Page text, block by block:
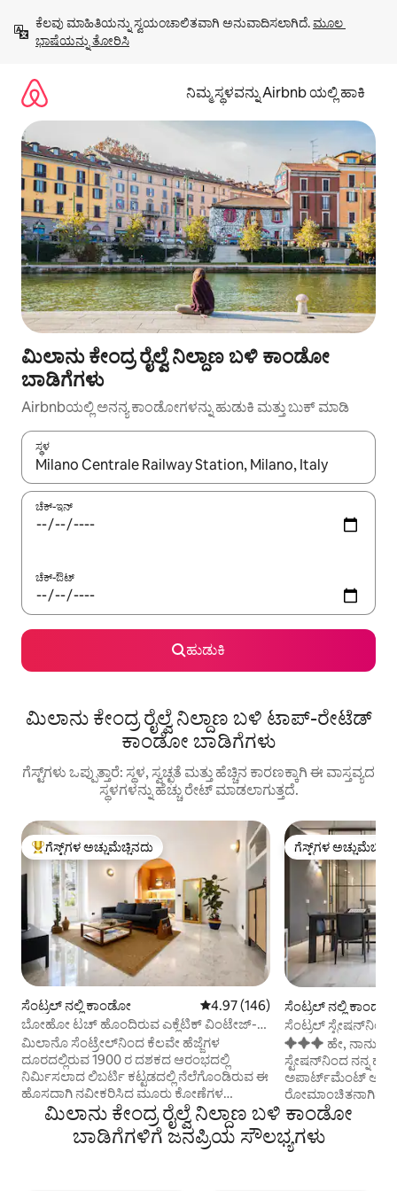
ಹೋಗಿ
ಕೆಲವು ಮಾಹಿತಿಯನ್ನು ಸ್ವಯಂಚಾಲಿತವಾಗಿ ಅನುವಾದಿಸಲಾಗಿದೆ. ಮೂಲ
ಭಾಷೆಯನ್ನು ತೋರಿಸಿ
ನಿಮ್ಮ ಸ್ಥಳವನ್ನು Airbnb ಯಲ್ಲಿ ಹಾಕಿ
ಮಿಲಾನು ಕೇಂದ್ರ ರೈಲ್ವೆ ನಿಲ್ದಾಣ ಬಳಿ ಕಾಂಡೋ
ಬಾಡಿಗೆಗಳು
Airbnbಯಲ್ಲಿ ಅನನ್ಯ ಕಾಂಡೋಗಳನ್ನು ಹುಡುಕಿ ಮತ್ತು ಬುಕ್ ಮಾಡಿ
ಸ್ಥಳ
ಫಲಿತಾಂಶಗಳು ಲಭ್ಯವಿರುವಾಗ, ಅಪ್ ಮತ್ತು ಡೌನ್ ಬಾಣದ ಕೀಲಿಗಳೊಂದಿಗೆ
ಚೆಕ್-ಇನ್
ಚೆಕ್-ಔಟ್
ಹುಡುಕಿ
ಮಿಲಾನು ಕೇಂದ್ರ ರೈಲ್ವೆ ನಿಲ್ದಾಣ ಬಳಿ ಟಾಪ್-ರೇಟೆಡ್
ಕಾಂಡೋ ಬಾಡಿಗೆಗಳು
ಗೆಸ್ಟ್‌ಗಳು ಒಪ್ಪುತ್ತಾರೆ: ಸ್ಥಳ, ಸ್ವಚ್ಛತೆ ಮತ್ತು ಹೆಚ್ಚಿನ ಕಾರಣಕ್ಕಾಗಿ ಈ ವಾಸ್ತವ್ಯದ
ಸ್ಥಳಗಳನ್ನು ಹೆಚ್ಚು ರೇಟ್ ಮಾಡಲಾಗುತ್ತದೆ.
ಗೆಸ್ಟ್‌ಗಳಿಗೆ ಅತಿ ಹೆಚ್ಚು ಅಚ್ಚುಮೆಚ್ಚಿನದು
ಗೆಸ್ಟ್‌ಗಳ ಅಚ್ಚುಮೆಚ್ಚಿನದು
ಸೆಂಟ್ರಲ್ ನಲ್ಲಿ ಕಾಂಡೋ 5 ರಲ್ಲಿ 4.97 ಸರಾಸರಿ ರೇಟಿಂಗ್, 146
4.97 (146)
ಬೋಹೋ ಟಚ್ ಹೊಂದಿರುವ ಎಕ್ಲೆಟಿಕ್ ವಿಂಟೇಜ್-
ಟ್ರೀಟೆಡ್ ಫ್ಲಾಟ್
ಮಿಲಾನೊ ಸೆಂಟ್ರೇಲ್‌ನಿಂದ ಕೆಲವೇ ಹೆಜ್ಜೆಗಳ
ದೂರದಲ್ಲಿರುವ 1900 ರ ದಶಕದ ಆರಂಭದಲ್ಲಿ
ನಿರ್ಮಿಸಲಾದ ಲಿಬರ್ಟಿ ಕಟ್ಟಡದಲ್ಲಿ ನೆಲೆಗೊಂಡಿರುವ ಈ
ಹೊಸದಾಗಿ ನವೀಕರಿಸಿದ ಮೂರು ಕೋಣೆಗಳ
ಅಪಾರ್ಟ್‌ಮೆಂಟ್ ವಸ್ತುಗಳು ಕಥೆಯನ್ನು ಹೇಳುವ
ಸ್ಥಳವಾಗಿದೆ. ವಿಂಟೇಜ್, ರೆಟ್ರೊ ಮತ್ತು ಸೂಕ್ಷ್ಮ
ವಸಾಹತುಶಾಹಿ ಪ್ರತಿಧ್ವನಿಗಳು ಸಂಸ್ಕರಿಸಿದ
ಗೆಸ್ಟ್‌ಗಳ
ಗೆಸ್ಟ್‌ಗಳ
ಸೆಂಟ್ರಲ್ ನಲ್ಲಿ ಕಾಂಡೋ
ಸೆಂಟ್ರಲ್ ಸ್ಟೇಷನ್‌ನಿಂದ
ಪ್ರಕಾಶಮಾನವಾದ
✦✦✦ ಹೇ, ನಾನು
ಸ್ಟೇಷನ್‌ನಿಂದ ನನ್ನ
ಅಪಾರ್ಟ್‌ಮೆಂಟ್ ಅನ್ನು
ಉಳಿಸಿಕೊಂಡಿಲ್ಲ
ಸೊಗಸಾಗಿದೆ ಎಂದು
ವಿವರವನ್ನು
ಮಿಲಾನು ಕೇಂದ್ರ ರೈಲ್ವೆ ನಿಲ್ದಾಣ ಬಳಿ ಕಾಂಡೋ
ಬಾಡಿಗೆಗಳಿಗೆ ಜನಪ್ರಿಯ ಸೌಲಭ್ಯಗಳು